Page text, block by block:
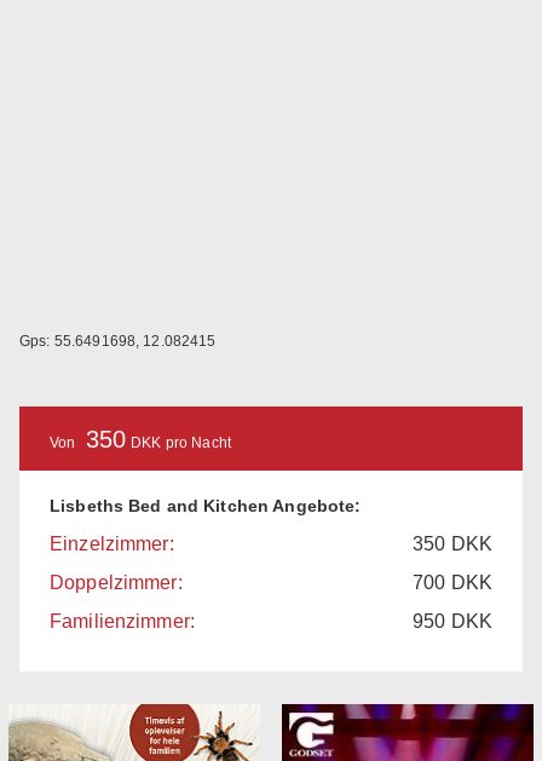
Gps: 55.6491698, 12.082415
Von 350 DKK pro Nacht
Lisbeths Bed and Kitchen Angebote:
Einzelzimmer: 350 DKK
Doppelzimmer:
700 DKK
Familienzimmer:
950 DKK